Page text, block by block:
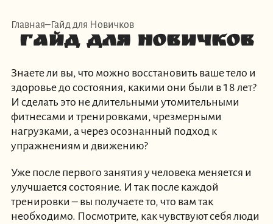
Главная Гайд для Новичков
Гайд для Новичков
Знаете ли вы, что можно восстановить ваше тело и
здоровье до состояния, какими они были в 18 лет?
И сделать это не длительными утомительными
фитнесами и тренировками, чрезмерными
нагрузками, а через осознанный подход к
упражнениям и движению?
Уже после первого занятия у человека меняется и
улучшается состояние. И так после каждой
тренировки – вы получаете то, что вам так
необходимо. Посмотрите, как чувствуют себя люди